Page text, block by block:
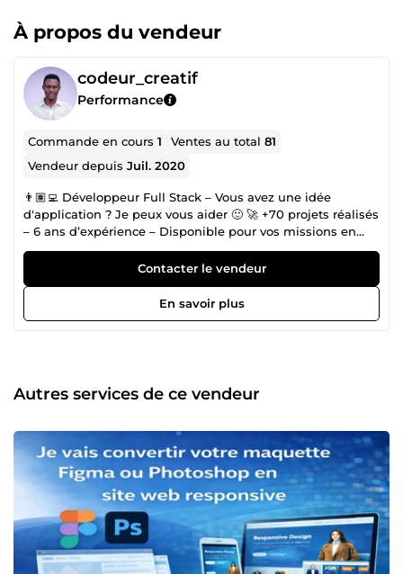
À propos du vendeur
codeur_creatif
Performance
Commande en cours1 Ventes au total81
Vendeur depuisJuil. 2020
👨🏽‍💻 Développeur Full Stack – Vous avez une idée
d'application ? Je peux vous aider 🙂 🚀 +70 projets réalisés
– 6 ans d’expérience – Disponible pour vos missions en
freelance Bienvenue sur mon profil ! Moi, c’est Rachad,
développeur full stack passionné, spécialisé en Laravel,
Vue.js &amp; Flutter. Autodidacte et grand amateur de
café, j’accompagne depuis plus de 6 ans des entreprises,
agences et particuliers dans la création d'applications web
Flutter) • Dashboards, systèmes de gestion, plateformes
métiers • APIs robustes et sécurisées • Sites vitrines, blogs,
SEO-friendly • WordPress &amp; Headless CMS 🔧
Maintenance &amp; amélioration • Debug, refonte,
optimisation de code • Sécurité, performance, évolutivité •
Mise en place de bonnes pratiques (Git, CI/CD…) Pourquoi
me faire confiance ? ✔️ Autonomie, fiabilité et transparence
✔️ Communication claire et délais respectés ✔️ Capacité à
comprendre les besoins techniques et business 📞 Un
projet en tête ? Parlons-en simplement. Je suis disponible
Contacter le vendeur
En savoir plus
Autres services de ce vendeur